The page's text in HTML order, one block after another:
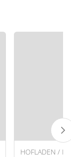
HOFLADEN /